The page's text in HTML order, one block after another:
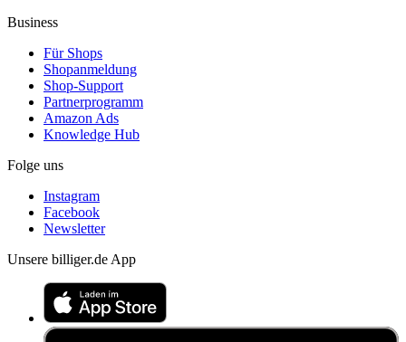
Business
Für Shops
Shopanmeldung
Shop-Support
Partnerprogramm
Amazon Ads
Knowledge Hub
Folge uns
Instagram
Facebook
Newsletter
Unsere billiger.de App